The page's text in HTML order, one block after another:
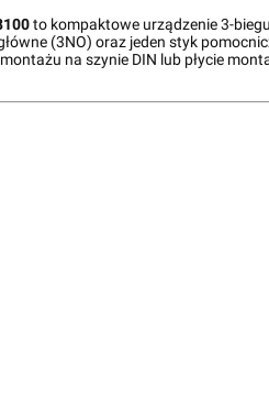
to kompaktowe urządzenie 3-
(3NO) oraz jeden styk
na szynie DIN lub płycie